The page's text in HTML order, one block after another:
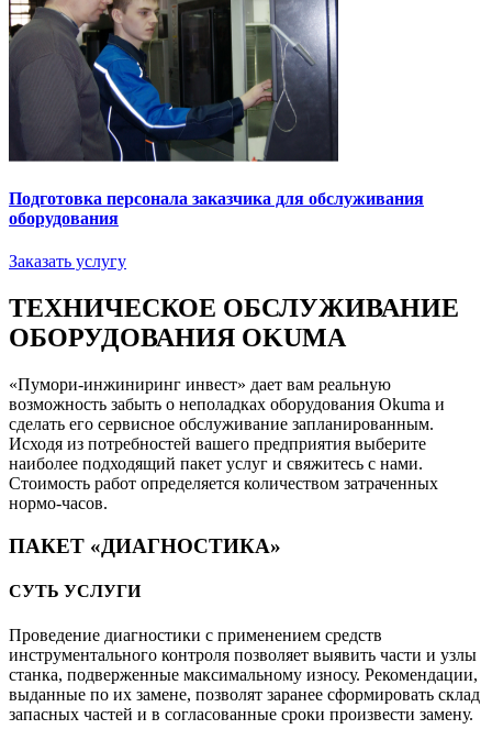
Подготовка персонала заказчика для обслуживания
оборудования
Заказать услугу
ТЕХНИЧЕСКОЕ ОБСЛУЖИВАНИЕ
ОБОРУДОВАНИЯ OKUMA
«Пумори-инжиниринг инвест» дает вам реальную
возможность забыть о неполадках оборудования Okuma и
сделать его сервисное обслуживание запланированным.
Исходя из потребностей вашего предприятия выберите
наиболее подходящий пакет услуг и свяжитесь с нами.
Стоимость работ определяется количеством затраченных
нормо-часов.
ПАКЕТ «ДИАГНОСТИКА»
СУТЬ УСЛУГИ
Проведение диагностики с применением средств
инструментального контроля позволяет выявить части и узлы
станка, подверженные максимальному износу. Рекомендации,
выданные по их замене, позволят заранее сформировать склад
запасных частей и в согласованные сроки произвести замену.